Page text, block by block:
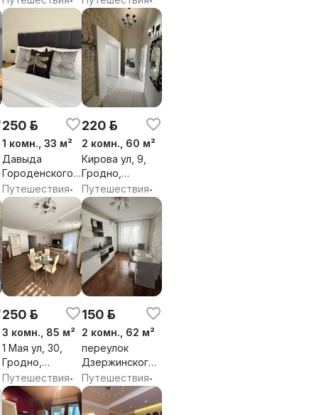
обл.
обл.
250 р.
1 комн., 33 м²
Давыда
Городенского
ул, 2, Гродно,
Гродненская
обл.
Путешествия•
220 р.
2 комн., 60 м²
Кирова ул, 9,
Гродно,
Гродненская
обл.
Путешествия•
250 р.
3 комн., 85 м²
1 Мая ул, 30,
Гродно,
Гродненская
обл.
Путешествия•
150 р.
2 комн., 62 м²
переулок
Дзержинского,
10, Гродно,
Гродненская
обл.
Путешествия•